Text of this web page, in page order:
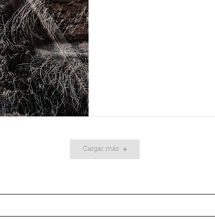
Cargar más